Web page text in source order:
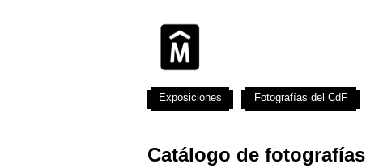
Catálogo de fotografías
Exposiciones Fotografías del CdF